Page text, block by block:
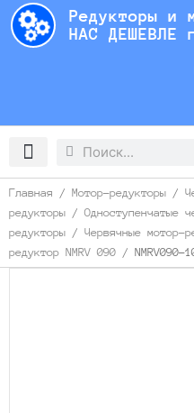
Перейти
содержимому
Редукторы и
НАС ДЕШЕВЛЕ
Search
Search
Главная / Мотор-редукторы /
редукторы / Одноступенчатые
редукторы / Червячные мотор-
редуктор NMRV 090 / NMRV090-